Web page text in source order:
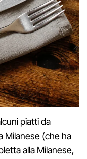
piatti da
Milanese (che ha
alla Milanese,